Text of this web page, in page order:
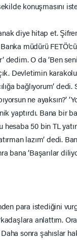
konuşmasını
diye hitap et.
müdürü
O da ’Ben
Devletimin
bağlıyorum’
ne ayaksın?’
yaptırdı. Bana bir
hesaba 50 bin TL
lazım’ dedi.
bana ’Başarılar
para istediğini
anlattım.
Daha sonra şahıslar